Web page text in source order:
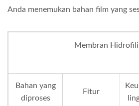
Anda menemukan bahan film yang
Membran
Bahan yang
diproses
Fitur